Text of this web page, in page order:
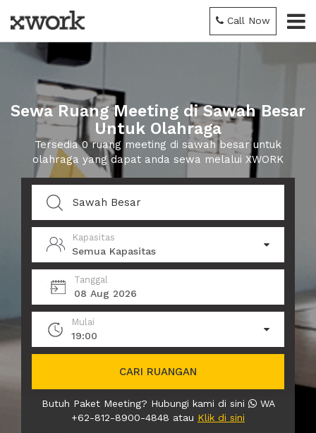
Call Now
Sewa Ruang Meeting di Sawah Besar
Untuk Olahraga
Tersedia 0 ruang meeting di sawah besar untuk
olahraga yang dapat anda sewa melalui XWORK
Kapasitas
Semua Kapasitas
Tanggal
08 Aug 2026
Mulai
19:00
CARI RUANGAN
Butuh Paket Meeting? Hubungi kami di sini
WA
+62-812-8900-4848 atau Klik di sini